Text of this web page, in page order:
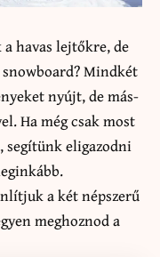
havas lejtőkre, de
Mindkét
nyújt, de más-
Ha még csak most
segítünk eligazodni
a két népszerű
meghoznod a